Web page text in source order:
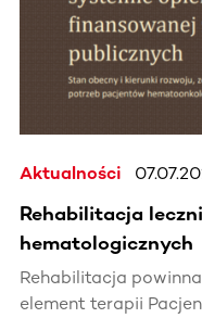
Aktualności
Rehabilitacja
hematologicznych
Rehabilitacja
element terapii